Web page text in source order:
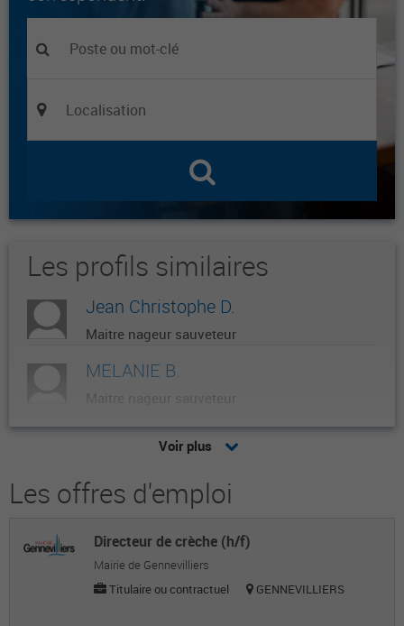
Les profils similaires
Jean Christophe D.
Maitre nageur sauveteur
MELANIE B.
Coueffe G.
Mathis R.
Jean Christophe H.
Maitre nageur sauveteur
Voir plus
Les offres d'emploi
Directeur de crèche (h/f)
Mairie de Gennevilliers
Titulaire ou contractuel
GENNEVILLIERS